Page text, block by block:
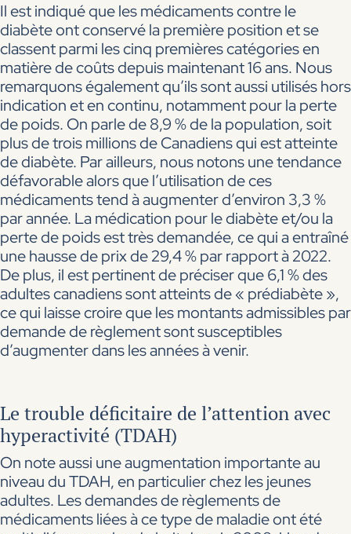
Il est indiqué que les médicaments contre le
diabète ont conservé la première position et se
classent parmi les cinq premières catégories en
matière de coûts depuis maintenant 16 ans. Nous
remarquons également qu’ils sont aussi utilisés hors
indication et en continu, notamment pour la perte
de poids. On parle de 8,9 % de la population, soit
plus de trois millions de Canadiens qui est atteinte
de diabète. Par ailleurs, nous notons une tendance
défavorable alors que l’utilisation de ces
médicaments tend à augmenter d’environ 3,3 %
par année. La médication pour le diabète et/ou la
perte de poids est très demandée, ce qui a entraîné
une hausse de prix de 29,4 % par rapport à 2022.
De plus, il est pertinent de préciser que 6,1 % des
adultes canadiens sont atteints de « prédiabète »,
ce qui laisse croire que les montants admissibles par
demande de règlement sont susceptibles
d’augmenter dans les années à venir.
Le trouble déficitaire de l’attention avec
hyperactivité (TDAH)
On note aussi une augmentation importante au
niveau du TDAH, en particulier chez les jeunes
adultes. Les demandes de règlements de
médicaments liées à ce type de maladie ont été